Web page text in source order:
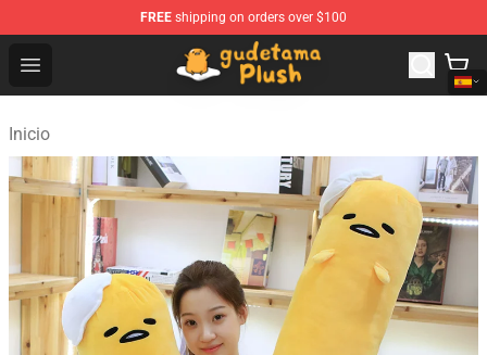
FREE shipping on orders over $100
Open menu
Gudetama Plush Shop - The Best Store of Gudetama
Inicio